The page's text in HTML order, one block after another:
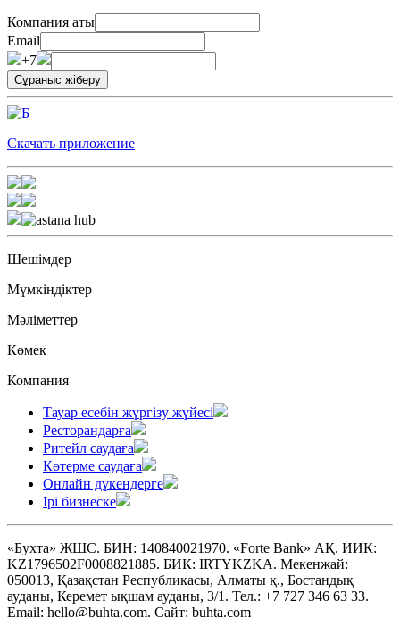
Компания аты
Email
+7
Скачать приложение
Шешімдер
Мүмкіндіктер
Мәліметтер
Көмек
Компания
Тауар есебін жүргізу жүйесі
Ресторандарға
Ритейл саудаға
Көтерме саудаға
Онлайн дүкендерге
Ірі бизнеске
«Бухта» ЖШС. БИН: 140840021970. «Forte Bank» АҚ. ИИК:
KZ1796502F0008821885. БИК: IRTYKZKA. Мекенжай:
050013, Қазақстан Республикасы, Алматы қ., Бостандық
ауданы, Керемет ықшам ауданы, 3/1. Тел.: +7 727 346 63 33.
Email: hello@buhta.com. Сайт: buhta.com